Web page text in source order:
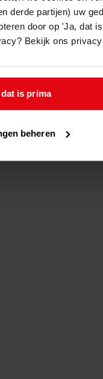
derde partijen) uw
door op 'Ja, dat
Bekijk ons
is prima
beheren
begane grond,
grond